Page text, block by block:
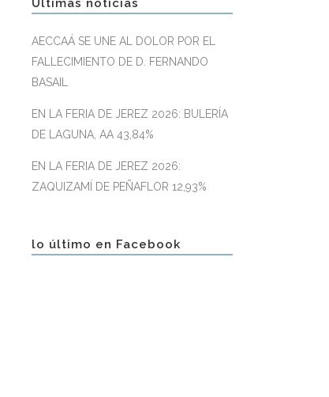
Últimas noticias
AECCAÁ SE UNE AL DOLOR POR EL
FALLECIMIENTO DE D. FERNANDO
BASAIL
EN LA FERIA DE JEREZ 2026: BULERÍA
DE LAGUNA, AA 43,84%
EN LA FERIA DE JEREZ 2026:
ZAQUIZAMÍ DE PEÑAFLOR 12,93%
lo último en Facebook